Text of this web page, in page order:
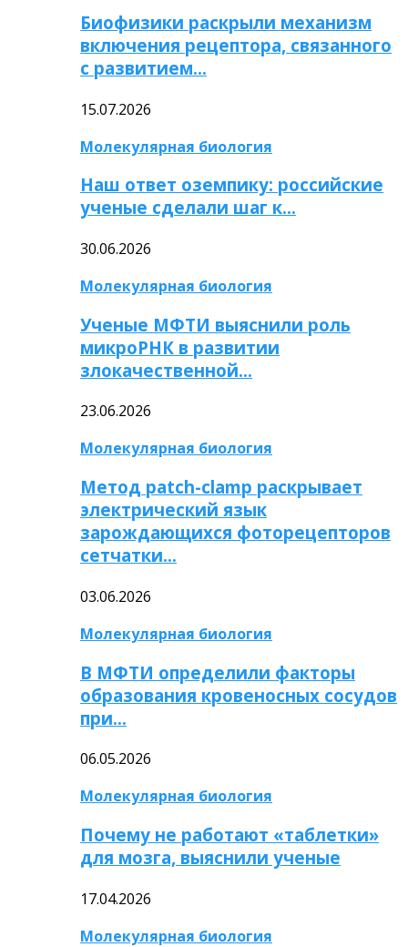
Биофизики раскрыли механизм
включения рецептора, связанного
с развитием…
15.07.2026
Молекулярная биология
Наш ответ оземпику: российские
ученые сделали шаг к…
30.06.2026
Молекулярная биология
Ученые МФТИ выяснили роль
микроРНК в развитии
злокачественной…
23.06.2026
Молекулярная биология
Метод patch-clamp раскрывает
электрический язык
зарождающихся фоторецепторов
сетчатки…
03.06.2026
Молекулярная биология
В МФТИ определили факторы
образования кровеносных сосудов
при…
06.05.2026
Молекулярная биология
Почему не работают «таблетки»
для мозга, выяснили ученые
17.04.2026
Молекулярная биология